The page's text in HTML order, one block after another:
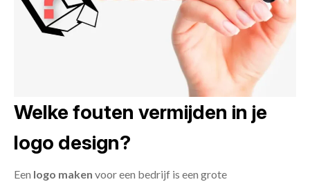
Welke fouten vermijden in je
logo design?
Een logo maken voor een bedrijf is een grote